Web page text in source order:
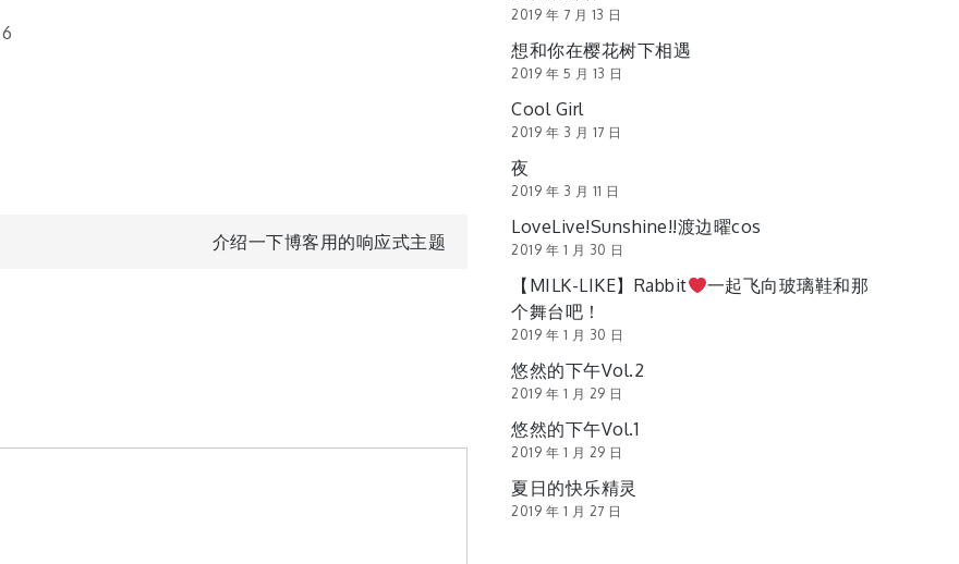
介绍一下博客用的响应式主题
2019 年 7 月 13 日
想和你在樱花树下相遇
2019 年 5 月 13 日
Cool Girl
2019 年 3 月 17 日
夜
2019 年 3 月 11 日
LoveLive!Sunshine!!渡边曜cos
2019 年 1 月 30 日
【MILK-LIKE】Rabbit
一起飞向玻璃鞋和那
个舞台吧！
2019 年 1 月 30 日
悠然的下午Vol.2
2019 年 1 月 29 日
悠然的下午Vol.1
2019 年 1 月 29 日
夏日的快乐精灵
2019 年 1 月 27 日